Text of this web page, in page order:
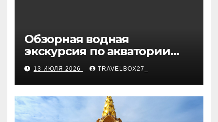
Обзорная водная
экскурсия по акватории
бухты Песчаная
13 ИЮЛЯ 2026 TRAVELBOX27_